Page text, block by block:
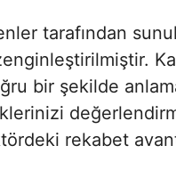
tarafından
bir şekilde
rekabet